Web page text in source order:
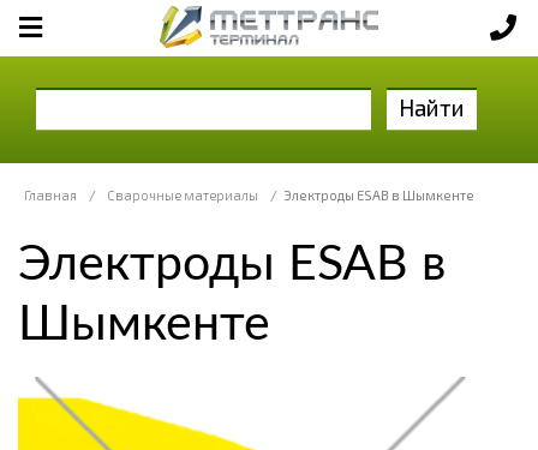
Найти
Главная / Сварочные материалы / Электроды ESAB в Шымкенте
Электроды ESAB в
Шымкенте